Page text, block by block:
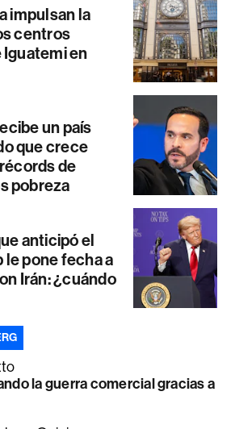
impulsan la
centros
en
un país
que crece
de
pobreza
anticipó el
le pone fecha a
Irán: ¿cuándo
la guerra comercial gracias a